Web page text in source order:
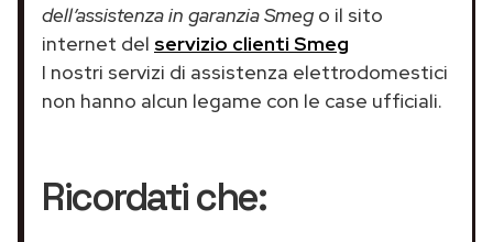
dell’assistenza in garanzia Smeg o il sito
internet del servizio clienti Smeg
I nostri servizi di assistenza elettrodomestici
non hanno alcun legame con le case ufficiali.
Ricordati che: